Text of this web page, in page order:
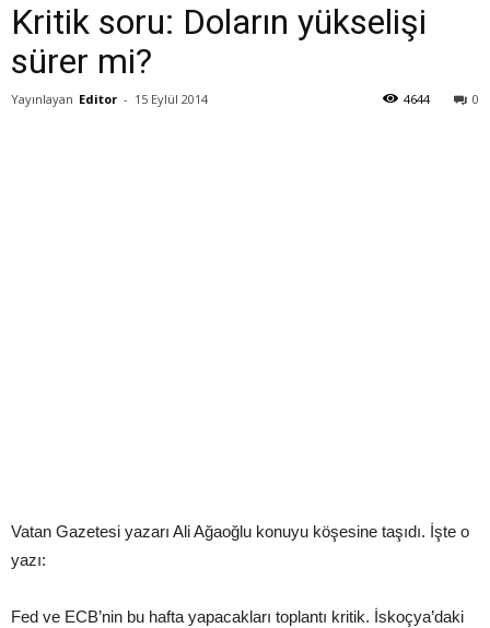
Kritik soru: Doların yükselişi
sürer mi?
Yayınlayan Editor - 15 Eylül 2014 0
4644
Vatan Gazetesi yazarı Ali Ağaoğlu konuyu köşesine taşıdı. İşte o
yazı:
Fed ve ECB’nin bu hafta yapacakları toplantı kritik. İskoçya’daki